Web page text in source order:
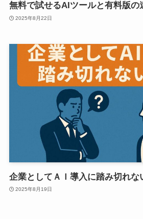
無料で試せるAIツールと有料版の
2025年8月22日
企業としてＡＩ導入に踏み切れな
2025年8月19日